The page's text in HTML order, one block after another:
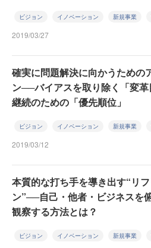
ビジョン イノベーション 新規事業
2019/03/27
確実に問題解決に向かうための
ン──バイアスを取り除く「変革
継続のための「優先順位」
ビジョン イノベーション 新規事業
2019/03/12
本質的な打ち手を導き出す“リ
ン”──自己・他者・ビジネスを
観察する方法とは？
ビジョン イノベーション 新規事業